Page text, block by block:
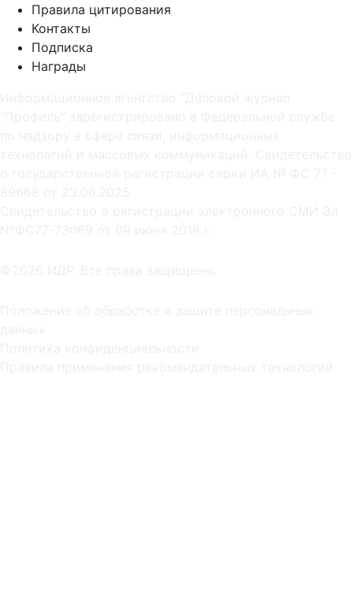
Правила цитирования
Контакты
Подписка
Награды